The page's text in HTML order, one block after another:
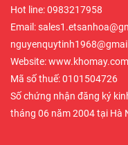
Hot line: 0983217958
Email:
Website:
Mã số thuế: 0101504726
Số chứng nhận đăng ký
tháng 06 năm 2004 tại Hà